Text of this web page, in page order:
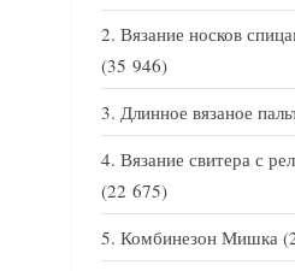
Вязание носков
(35 946)
Длинное вязаное
Вязание свитера с
(22 675)
Комбинезон Мишка